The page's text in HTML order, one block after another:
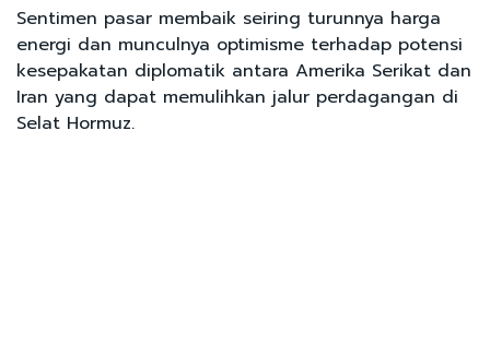
Sentimen pasar membaik seiring turunnya harga
energi dan munculnya optimisme terhadap potensi
kesepakatan diplomatik antara Amerika Serikat dan
Iran yang dapat memulihkan jalur perdagangan di
Selat Hormuz.